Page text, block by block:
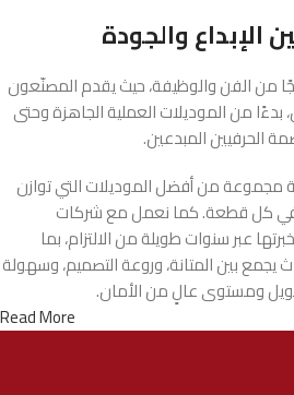
الإبداع والجودة
من الفن والوظيفة، حيث يقدم المصنّعون
بدءًا من الموديلات العملية الجاهزة وحتى
الحرفيين المبدعين.
مجموعة من أفضل الموديلات التي توازن
في كل قطعة. كما نعمل مع شركات
عبر سنوات طويلة من الالتزام، بما
يجمع بين المتانة، وروعة التصميم، وسهولة
ومستوى عالٍ من الأمان.
Read More